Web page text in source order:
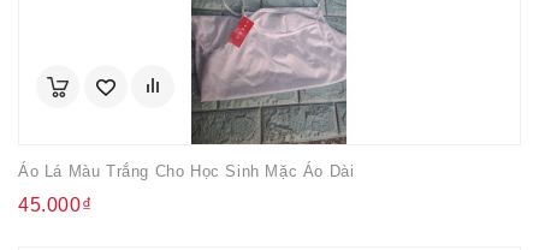
Áo Lá Màu Trắng Cho Học Sinh Mặc Áo Dài
45.000₫